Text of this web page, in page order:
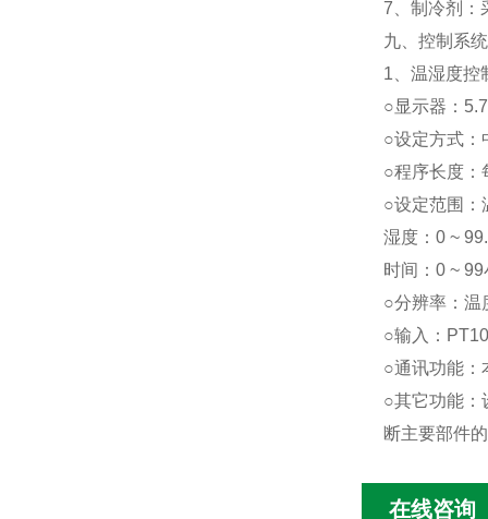
7、制冷剂：
九、控制系统
1、温湿度控
○显示器：
○设定方式：
○程序长度：
○设定范围
湿度：0 ~
时间：0 ~
○分辨率：温
○输入：
○通讯功能：
○其它功能：
断主要部件
在线咨询